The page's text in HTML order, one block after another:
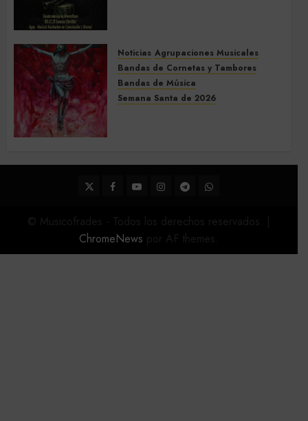
Noticias Agrupaciones Musicales
Bandas de Cornetas y Tambores
Bandas de Música
Semana Santa de 2026
22 DE FEBRERO DE 2026
0
TwitterFacebook
YoutubeInstagram
TelegramWhatsApp
ChromeNews